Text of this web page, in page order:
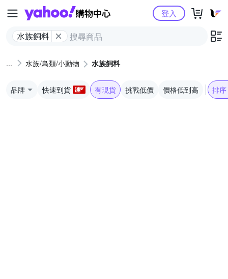
Yahoo購物中心
水族飼料
登入
水族/鳥類/小動物 水族飼料
品牌 快速到貨 有現貨 挑戰低價 價格低到高 排序